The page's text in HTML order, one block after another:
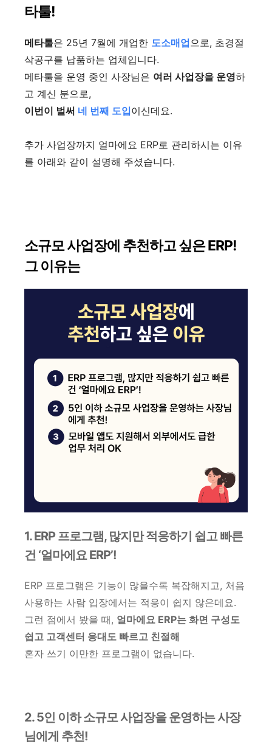
타툴!
메타툴은 25년 7월에 개업한 도소매업으로, 초경절
삭공구를 납품하는 업체입니다.
메타툴을 운영 중인 사장님은 여러 사업장을 운영하
고 계신 분으로,
이번이 벌써 네 번째 도입이신데요.
추가 사업장까지 얼마에요 ERP로 관리하시는 이유
를 아래와 같이 설명해 주셨습니다.
소규모 사업장에 추천하고 싶은 ERP!
그 이유는
1. ERP 프로그램, 많지만 적응하기 쉽고 빠른
건 ‘얼마에요 ERP’!
ERP 프로그램은 기능이 많을수록 복잡해지고, 처음
사용하는 사람 입장에서는 적응이 쉽지 않은데요.
그런 점에서 봤을 때, 얼마에요 ERP는 화면 구성도
쉽고 고객센터 응대도 빠르고 친절해
혼자 쓰기 이만한 프로그램이 없습니다.
2. 5인 이하 소규모 사업장을 운영하는 사장
님에게 추천!